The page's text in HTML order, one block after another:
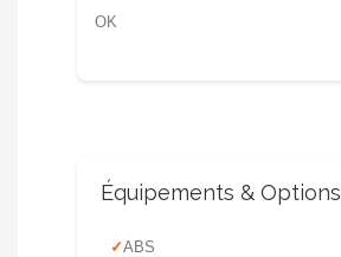
OK
Équipements & Options
ABS